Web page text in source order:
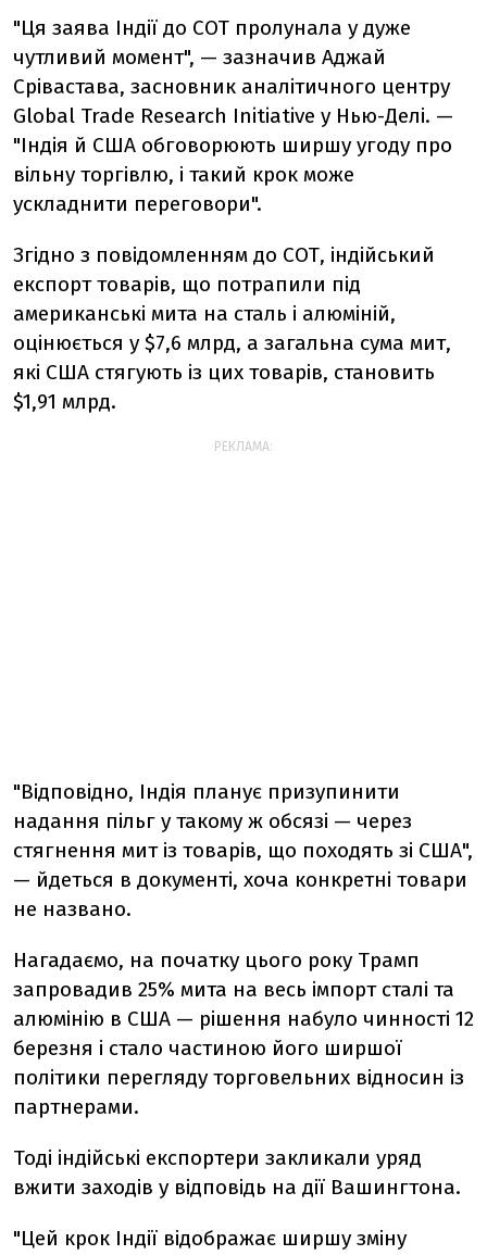
"Ця заява Індії до СОТ пролунала у дуже
чутливий момент", — зазначив Аджай
Срівастава, засновник аналітичного центру
Global Trade Research Initiative у Нью-Делі. —
"Індія й США обговорюють ширшу угоду про
вільну торгівлю, і такий крок може
ускладнити переговори".
Згідно з повідомленням до СОТ, індійський
експорт товарів, що потрапили під
американські мита на сталь і алюміній,
оцінюється у $7,6 млрд, а загальна сума мит,
які США стягують із цих товарів, становить
$1,91 млрд.
РЕКЛАМА:
"Відповідно, Індія планує призупинити
надання пільг у такому ж обсязі — через
стягнення мит із товарів, що походять зі США",
— йдеться в документі, хоча конкретні товари
не названо.
Нагадаємо, на початку цього року Трамп
запровадив 25% мита на весь імпорт сталі та
алюмінію в США — рішення набуло чинності 12
березня і стало частиною його ширшої
політики перегляду торговельних відносин із
партнерами.
Тоді індійські експортери закликали уряд
вжити заходів у відповідь на дії Вашингтона.
"Цей крок Індії відображає ширшу зміну